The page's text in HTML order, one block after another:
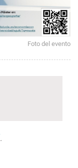
Foto del evento
.